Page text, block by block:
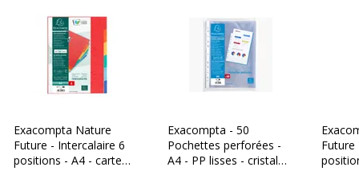
Exacompta Nature
Future - Intercalaire 6
positions - A4 - carte
Exacompta - 50
Pochettes perforées -
A4 - PP lisses - cristal
Future